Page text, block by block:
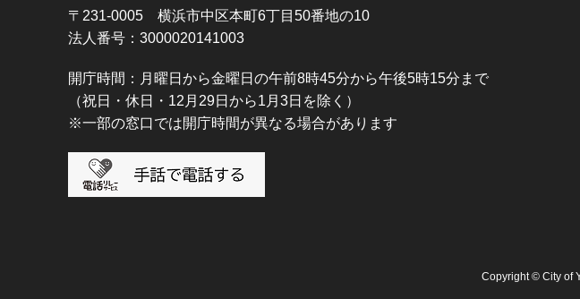
〒231-0005 横浜市中区本町6丁目50番地の10
法人番号：3000020141003
開庁時間：月曜日から金曜日の午前8時45分から午後5時15分まで
（祝日・休日・12月29日から1月3日を除く）
※一部の窓口では開庁時間が異なる場合があります
Copyright © City of